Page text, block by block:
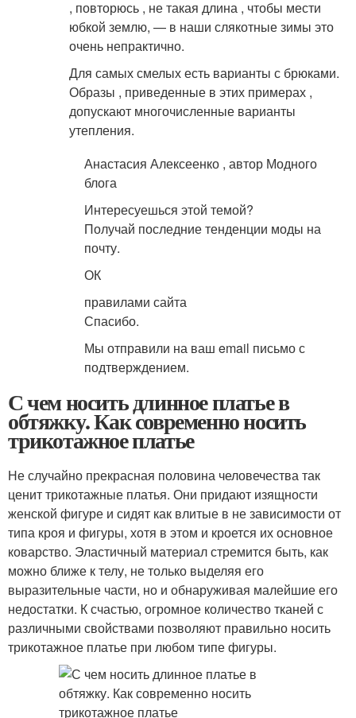
, повторюсь , не такая длина , чтобы мести
юбкой землю, — в наши слякотные зимы это
очень непрактично.
Для самых смелых есть варианты с брюками.
Образы , приведенные в этих примерах ,
допускают многочисленные варианты
утепления.
Анастасия Алексеенко , автор Модного
блога
Интересуешься этой темой?
Получай последние тенденции моды на
почту.
ОК
правилами сайта
Спасибо.
Мы отправили на ваш email письмо с
подтверждением.
С чем носить длинное платье в
обтяжку. Как современно носить
трикотажное платье
Не случайно прекрасная половина человечества так
ценит трикотажные платья. Они придают изящности
женской фигуре и сидят как влитые в не зависимости от
типа кроя и фигуры, хотя в этом и кроется их основное
коварство. Эластичный материал стремится быть, как
можно ближе к телу, не только выделяя его
выразительные части, но и обнаруживая малейшие его
недостатки. К счастью, огромное количество тканей с
различными свойствами позволяют правильно носить
трикотажное платье при любом типе фигуры.